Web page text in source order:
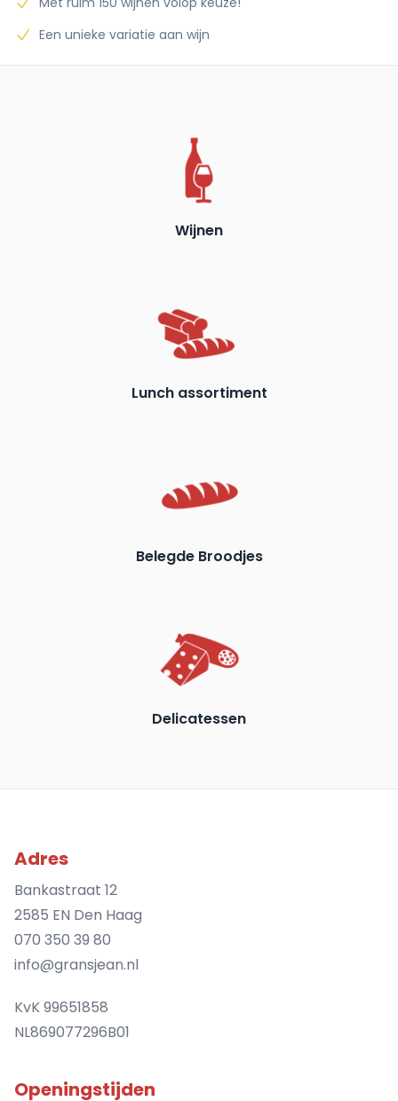
Een unieke variatie aan wijn
Wijnen
Lunch assortiment
Belegde Broodjes
Delicatessen
Adres
Bankastraat 12
2585 EN Den Haag
070 350 39 80
info@gransjean.nl
KvK 99651858
NL869077296B01
Openingstijden